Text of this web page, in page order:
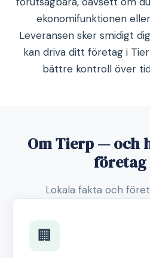
ekonomifunktionen
Leveransen sker smidigt
kan driva ditt företag i
bättre kontroll över
Om Tierp — och
företag
Lokala fakta och
🏢